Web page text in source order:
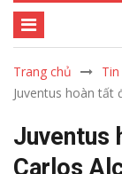
Trang chủ
Juventus hoàn tất
Juventus
Carlos